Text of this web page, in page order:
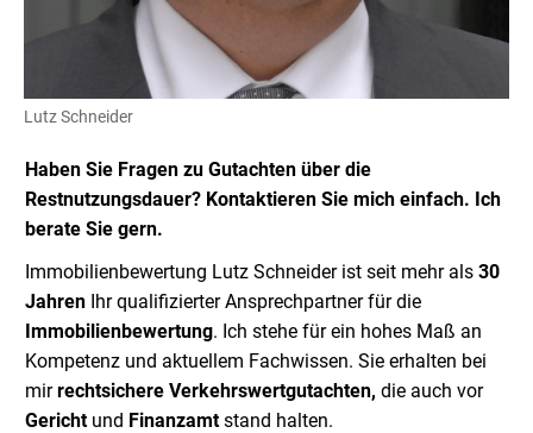
Lutz Schneider
Haben Sie Fragen zu Gutachten über die
Restnutzungsdauer? Kontaktieren Sie mich einfach. Ich
berate Sie gern.
Immobilienbewertung Lutz Schneider ist seit mehr als 30
Jahren Ihr qualifizierter Ansprechpartner für die
Immobilienbewertung. Ich stehe für ein hohes Maß an
Kompetenz und aktuellem Fachwissen. Sie erhalten bei
mirrechtsichere Verkehrswertgutachten, die auch vor
Gerichtund Finanzamtstand halten.